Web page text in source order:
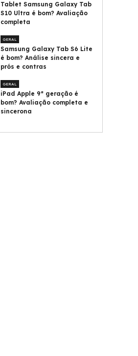
Tablet Samsung Galaxy Tab
S10 Ultra é bom? Avaliação
completa
GERAL
Samsung Galaxy Tab S6 Lite
é bom? Análise sincera e
prós e contras
GERAL
iPad Apple 9ª geração é
bom? Avaliação completa e
sincerona